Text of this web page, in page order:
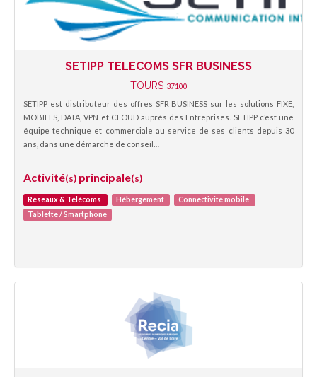
SETIPP TELECOMS SFR BUSINESS
TOURS 37100
SETIPP est distributeur des offres SFR BUSINESS sur les solutions FIXE,
MOBILES, DATA, VPN et CLOUD auprès des Entreprises. SETIPP c’est une
équipe technique et commerciale au service de ses clients depuis 30
ans, dans une démarche de conseil…
Activité(s) principale(s)
Réseaux & Télécoms Hébergement
Connectivité mobile
Tablette / Smartphone